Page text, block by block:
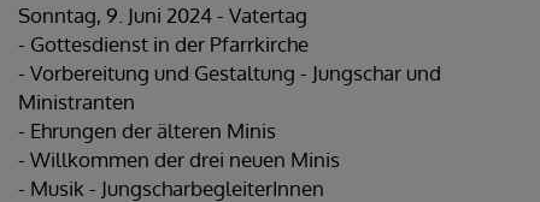
Sonntag, 9. Juni 2024 - Vatertag
- Gottesdienst in der Pfarrkirche
- Vorbereitung und Gestaltung - Jungschar und
Ministranten
- Ehrungen der älteren Minis
- Willkommen der drei neuen Minis
- Musik - JungscharbegleiterInnen